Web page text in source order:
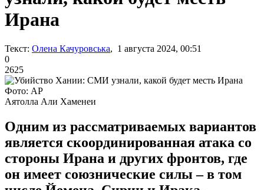
Ирана
Текст: Олена Качуровська, 1 августа 2024, 00:51
0
2625
Фото: АР
Аятолла Али Хаменеи
Одним из рассматриваемых вариантов
является скоординированная атака со
стороны Ирана и других фронтов, где
он имеет союзнические силы – в том